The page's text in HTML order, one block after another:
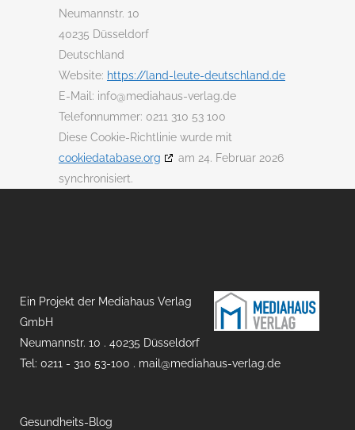
Neumannstr. 10
40235 Düsseldorf
Deutschland
Website: https://land-leute-deutschland.de
E-Mail: info@mediahaus-verlag.de
Telefonnummer: 0211 310 53 100
Diese Cookie-Richtlinie wurde mit
cookiedatabase.org
am 24. Februar 2026
synchronisiert.
Ein Projekt der Mediahaus Verlag
GmbH
Neumannstr. 10 . 40235 Düsseldorf
Tel: 0211 - 310 53-100 . mail@mediahaus-verlag.de
Gesundheits-Blog